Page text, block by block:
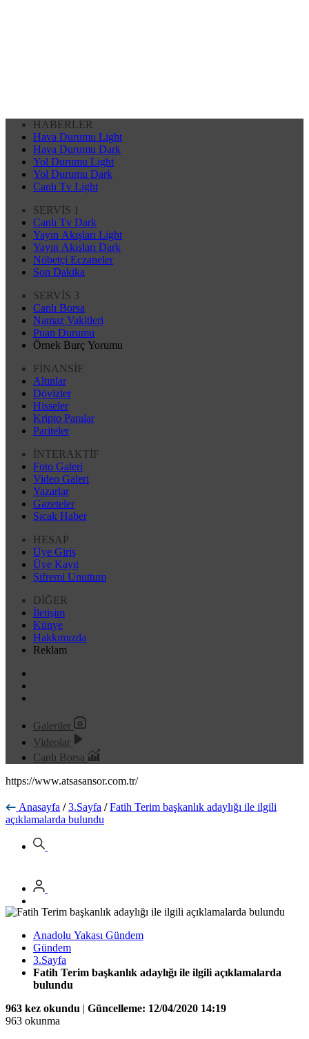
HABERLER
Hava Durumu Light
Hava Durumu Dark
Yol Durumu Light
Yol Durumu Dark
Canlı Tv Light
SERVİS 1
Canlı Tv Dark
Yayın Akışları Light
Yayın Akışları Dark
Nöbetçi Eczaneler
Son Dakika
SERVİS 3
Canlı Borsa
Namaz Vakitleri
Puan Durumu
Örnek Burç Yorumu
FİNANSİF
Altınlar
Dövizler
Hisseler
Kripto Paralar
Pariteler
İNTERAKTİF
Foto Galeri
Video Galeri
Yazarlar
Gazeteler
Sıcak Haber
HESAP
Üye Giriş
Üye Kayıt
Şifremi Unuttum
DİĞER
İletişim
Künye
Hakkımızda
Reklam
Galeriler
Videolar
Canlı Borsa
https://www.atsasansor.com.tr/
Anasayfa / 3.Sayfa / Fatih Terim başkanlık adaylığı ile ilgili
açıklamalarda bulundu
Anadolu Yakası Gündem
Gündem
3.Sayfa
Fatih Terim başkanlık adaylığı ile ilgili açıklamalarda
bulundu
963 kez okundu | Güncelleme: 12/04/2020 14:19
963 okunma